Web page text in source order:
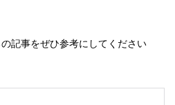
記事をぜひ参考にしてください